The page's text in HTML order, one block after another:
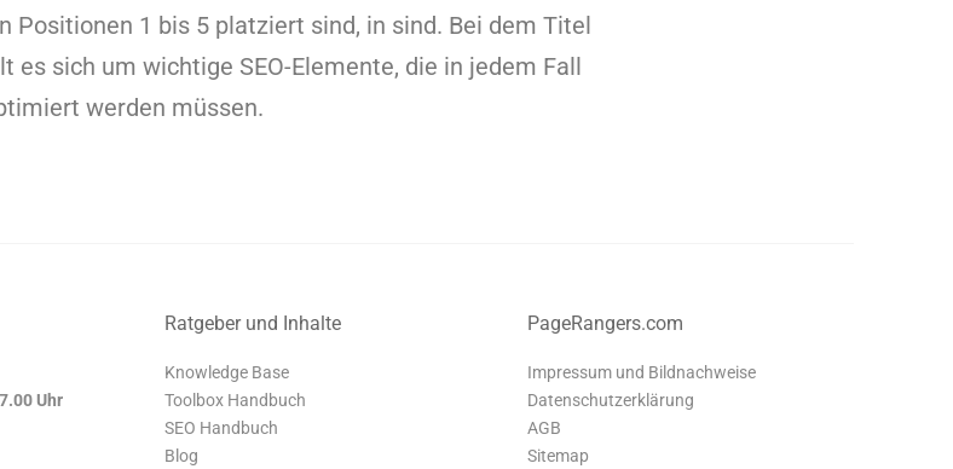
Positionen 1 bis 5 platziert sind, in sind. Bei dem Titel
es sich um wichtige SEO-Elemente, die in jedem Fall
werden müssen.
Uhr
Ratgeber und Inhalte
Knowledge Base
Toolbox Handbuch
SEO Handbuch
Blog
PageRangers.com
Impressum und Bildnachweise
Datenschutzerklärung
AGB
Sitemap